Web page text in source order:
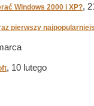
Windows 2000 i XP?,
pierwszy
, 10 lutego